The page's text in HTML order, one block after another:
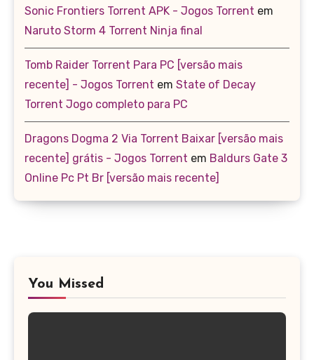
Sonic Frontiers Torrent APK - Jogos Torrent em
Naruto Storm 4 Torrent Ninja final
Tomb Raider Torrent Para PC [versão mais
recente] - Jogos Torrent em State of Decay
Torrent Jogo completo para PC
Dragons Dogma 2 Via Torrent Baixar [versão mais
recente] grátis - Jogos Torrent em Baldurs Gate 3
Online Pc Pt Br [versão mais recente]
You Missed